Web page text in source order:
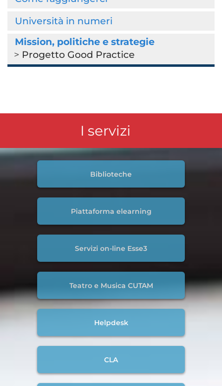
Università in numeri
Mission, politiche e strategie
Progetto Good Practice
I servizi
Biblioteche
Piattaforma elearning
Servizi on-line Esse3
Teatro e Musica CUTAM
Helpdesk
CLA